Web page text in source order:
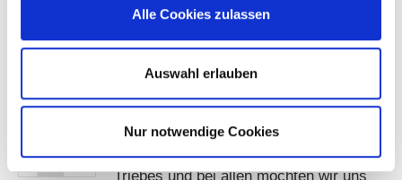
Alle Cookies zulassen
Auswahl erlauben
Nur notwendige Cookies
AWO
Das - ergibt zusammen 140 Jahre! Also
großes Fest zu feiern. Gesagt, getan!
Mitarbeiter*innen aus unseren
Einrichtungen, ehrenamtliche Helfer und
verschiedene Vereine aus Zeulenroda-
Triebes und bei allen möchten wir uns